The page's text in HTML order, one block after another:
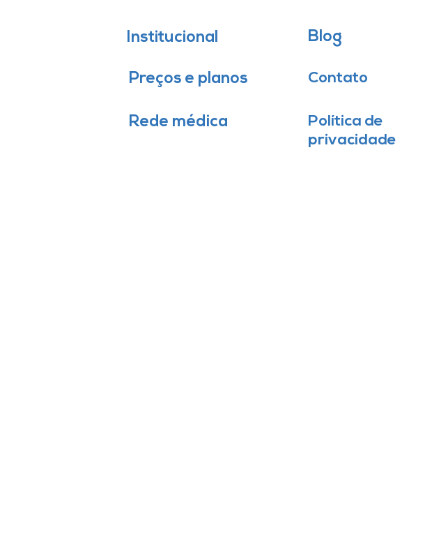
Institucional
Preços e planos
Rede médica
Blog
Política de
privacidade
Contato